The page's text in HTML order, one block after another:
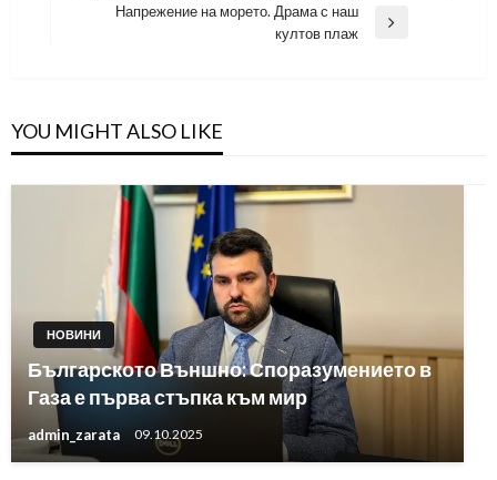
Напрежение на морето. Драма с наш
култов плаж
YOU MIGHT ALSO LIKE
НОВИНИ
Българското Външно: Споразумението в
Газа е първа стъпка към мир
admin_zarata 09.10.2025